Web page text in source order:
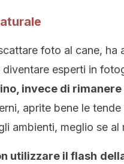
foto al cane, ha
esperti in
invece di rimanere
aprite bene le
ambienti, meglio se
utilizzare il flash